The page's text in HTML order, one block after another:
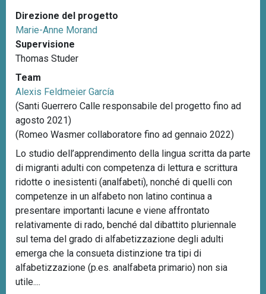
Direzione del progetto
Marie-Anne Morand
Supervisione
Thomas Studer
Team
Alexis Feldmeier García
(Santi Guerrero Calle responsabile del progetto fino ad
agosto 2021)
(Romeo Wasmer collaboratore fino ad gennaio 2022)
Lo studio dell’apprendimento della lingua scritta da parte
di migranti adulti con competenza di lettura e scrittura
ridotte o inesistenti (analfabeti), nonché di quelli con
competenze in un alfabeto non latino continua a
presentare importanti lacune e viene affrontato
relativamente di rado, benché dal dibattito pluriennale
sul tema del grado di alfabetizzazione degli adulti
emerga che la consueta distinzione tra tipi di
alfabetizzazione (p.es. analfabeta primario) non sia
utile....